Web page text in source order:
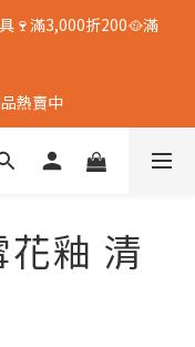
🍷滿3,000折200🥘滿
熱賣中
釉 清